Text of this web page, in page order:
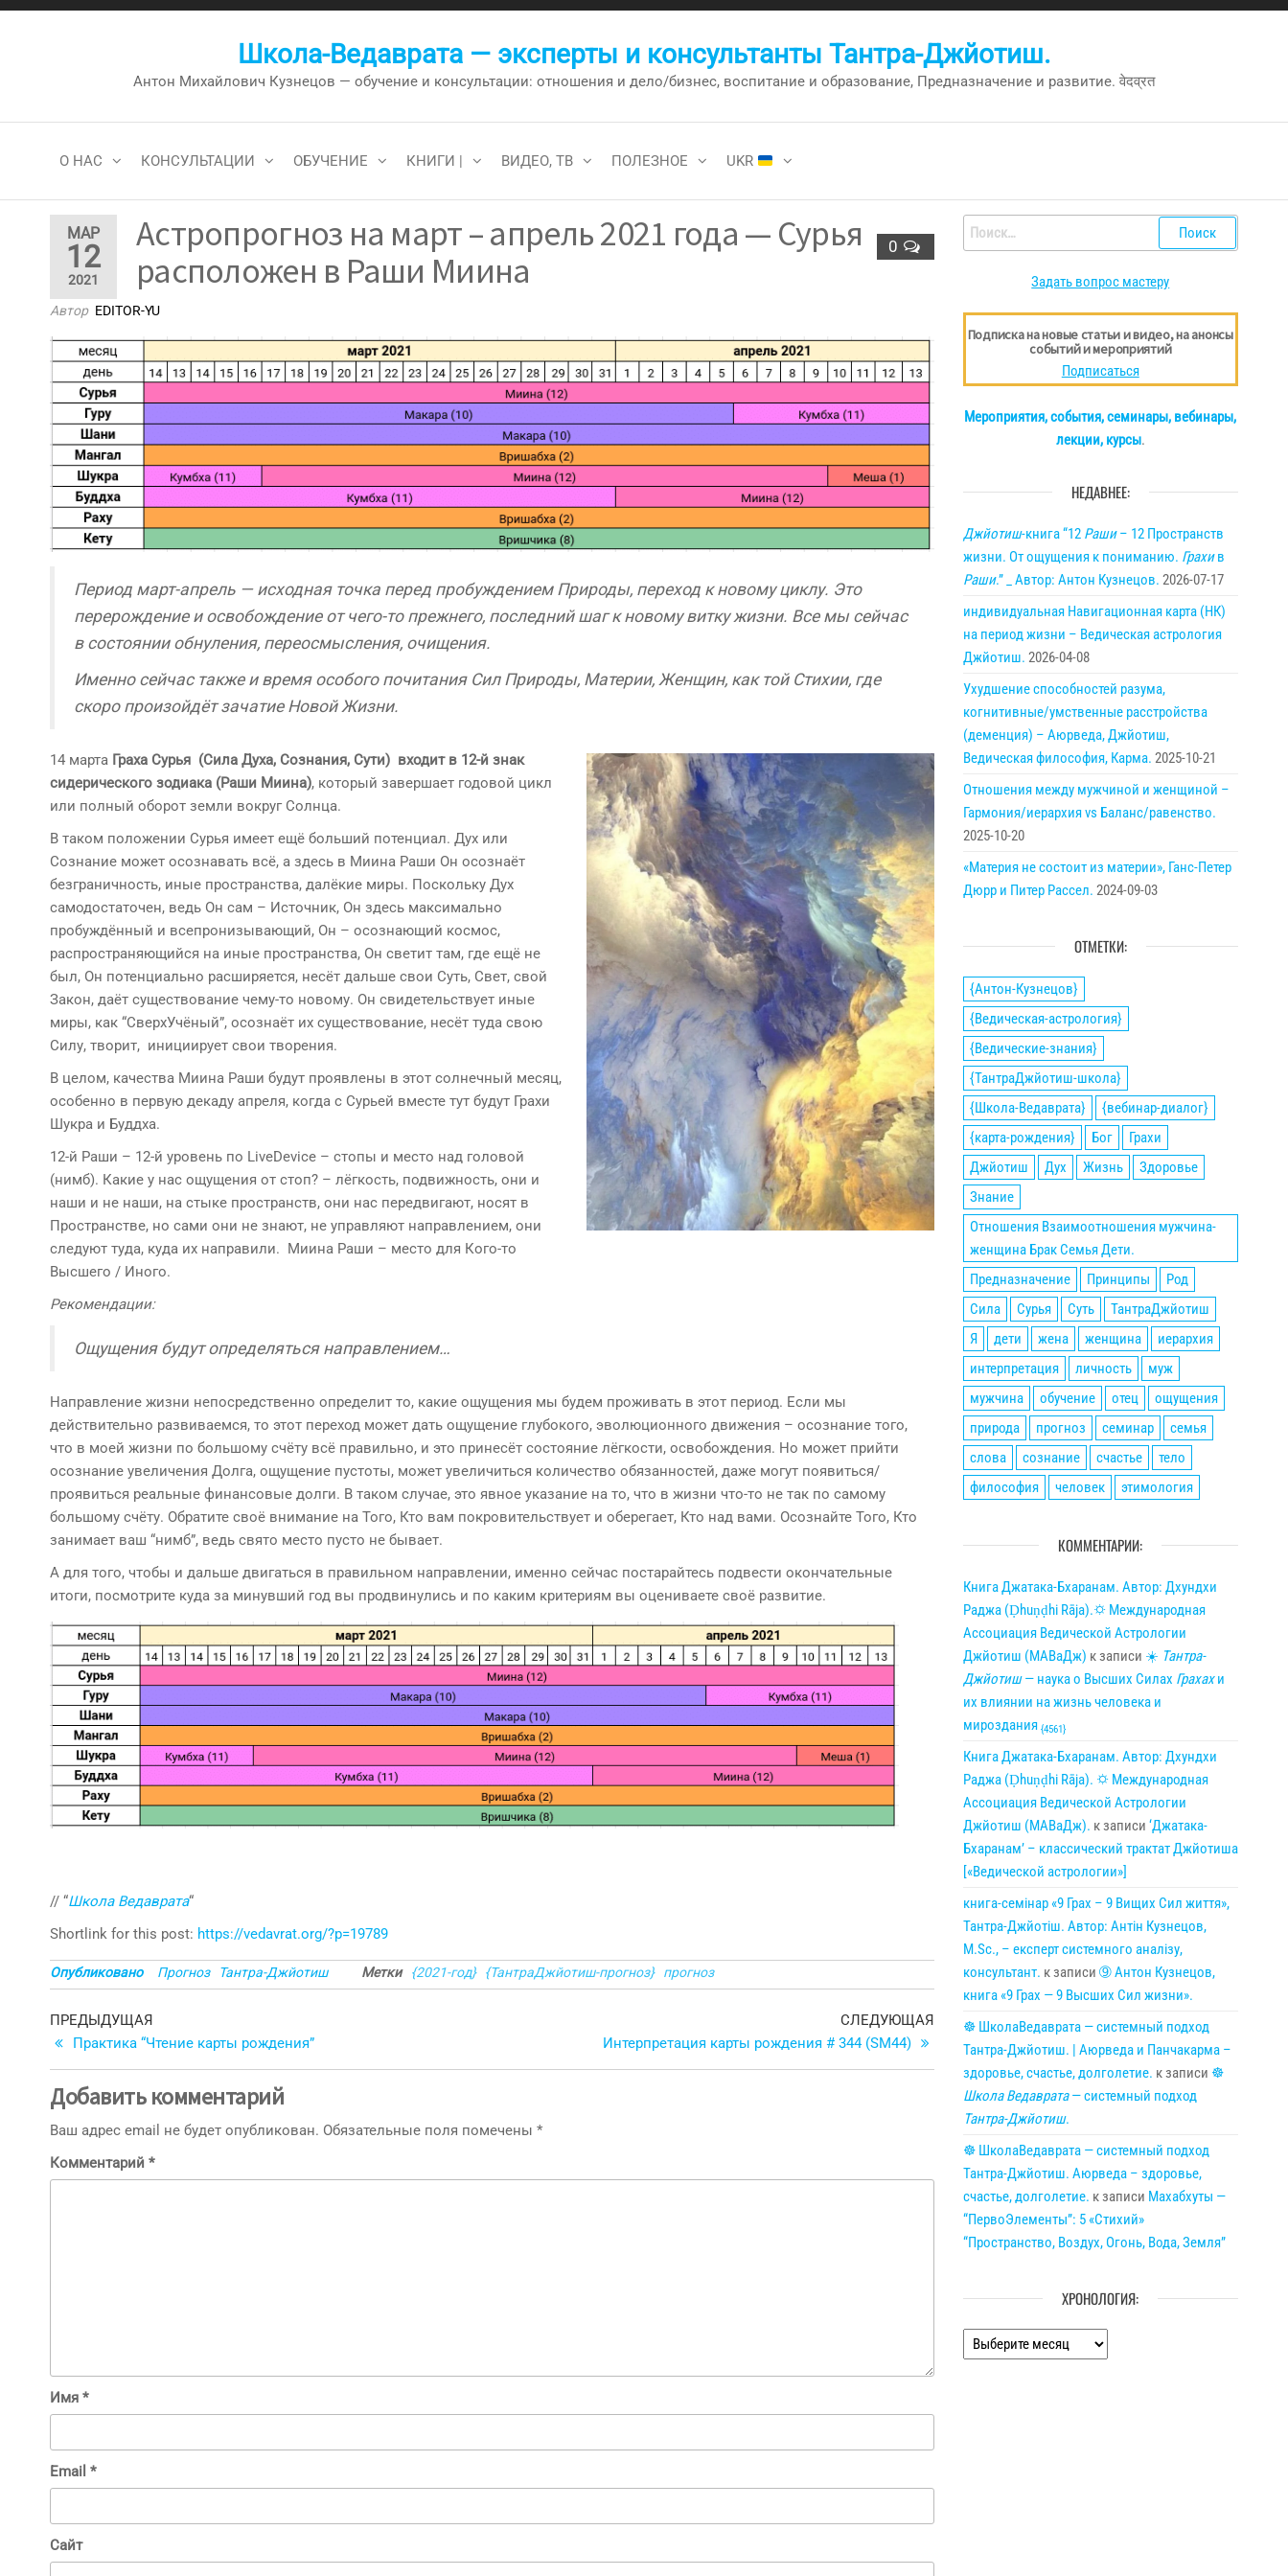
Перейти
Школа-Ведаврата — эксперты и консультанты Тантра-Джйотиш.
Антон Михайлович Кузнецов — обучение и консультации: отношения и дело/бизнес, воспитание и образование, Предназначение и развитие. वेदव्रत
О НАС КОНСУЛЬТАЦИИ ОБУЧЕНИЕ КНИГИ | ВИДЕО, ТВ ПОЛЕЗНОЕ UKR
МАР
12
2021
0
Астропрогноз на март – апрель 2021 года — Сурья
расположен в Раши Миина
Автор EDITOR-YU
Период март-апрель — исходная точка перед пробуждением Природы, переход к новому циклу. Это
перерождение и освобождение от чего-то прежнего, последний шаг к новому витку жизни. Все мы сейчас
в состоянии обнуления, переосмысления, очищения.
Именно сейчас также и время особого почитания Сил Природы, Материи, Женщин, как той Стихии, где
скоро произойдёт зачатие Новой Жизни.
14 марта Граха Сурья (Сила Духа, Сознания, Сути) входит в 12-й знак
сидерического зодиака (Раши Миина), который завершает годовой цикл
или полный оборот земли вокруг Солнца.
В таком положении Сурья имеет ещё больший потенциал. Дух или
Сознание может осознавать всё, а здесь в Миина Раши Он осознаёт
безграничность, иные пространства, далёкие миры. Поскольку Дух
самодостаточен, ведь Он сам – Источник, Он здесь максимально
пробуждённый и всепронизывающий, Он – осознающий космос,
распространяющийся на иные пространства, Он светит там, где ещё не
был, Он потенциально расширяется, несёт дальше свои Суть, Свет, свой
Закон, даёт существование чему-то новому. Он свидетельствует иные
миры, как “СверхУчёный”, осознаёт их существование, несёт туда свою
Силу, творит, инициирует свои творения.
В целом, качества Миина Раши будут проявлены в этот солнечный месяц,
особенно в первую декаду апреля, когда с Сурьей вместе тут будут Грахи
Шукра и Буддха.
12-й Раши – 12-й уровень по LiveDevice – стопы и место над головой
(нимб). Какие у нас ощущения от стоп? – лёгкость, подвижность, они и
наши и не наши, на стыке пространств, они нас передвигают, носят в
Пространстве, но сами они не знают, не управляют направлением, они
следуют туда, куда их направили. Миина Раши – место для Кого-то
Высшего / Иного.
Рекомендации:
Ощущения будут определяться направлением…
Направление жизни непосредственно определит то, какие ощущения мы будем проживать в этот период. Если мы
действительно развиваемся, то этот переход может дать ощущение глубокого, эволюционного движения – осознание того,
что в моей жизни по большому счёту всё правильно, и это принесёт состояние лёгкости, освобождения. Но может прийти
осознание увеличения Долга, ощущение пустоты, может увеличиться количество обязанностей, даже могут появиться/
проявиться реальные финансовые долги. В таком случае, это явное указание на то, что в жизни что-то не так по самому
большому счёту. Обратите своё внимание на Того, Кто вам покровительствует и оберегает, Кто над вами. Осознайте Того, Кто
занимает ваш “нимб”, ведь свято место пусто не бывает.
А для того, чтобы и дальше двигаться в правильном направлении, именно сейчас постарайтесь подвести окончательные
итоги, посмотрите куда за минувший год вы продвинулись и по каким критериям вы оцениваете своё развитие.
// “Школа Ведаврата“
Shortlink for this post: https://vedavrat.org/?p=19789
Опубликовано Прогноз Тантра-Джйотиш Метки {2021-год} {ТантраДжйотиш-прогноз} прогноз
Навигация
по
записям
Предыдущая
запись
ПРЕДЫДУЩАЯ
Практика “Чтение карты рождения”
Следующая
запись
СЛЕДУЮЩАЯ
Интерпретация карты рождения # 344 (SM44)
Добавить комментарий
Ваш адрес email не будет опубликован. Обязательные поля помечены *
Комментарий *
Имя *
Email *
Сайт
Найти:
Задать вопрос мастеру
Подписка на новые статьи и видео, на анонсы
событий и мероприятий
Подписаться
Мероприятия, события, семинары, вебинары,
лекции, курсы.
НЕДАВНЕЕ:
Джйотиш-книга “12 Раши– 12 Пространств
жизни. От ощущения к пониманию. Грахив
Раши.” _ Автор: Антон Кузнецов. 2026-07-17
индивидуальная Навигационная карта (НК)
на период жизни – Ведическая астрология
Джйотиш. 2026-04-08
Ухудшение способностей разума,
когнитивные/умственные расстройства
(деменция) – Аюрведа, Джйотиш,
Ведическая философия, Карма. 2025-10-21
Отношения между мужчиной и женщиной –
Гармония/иерархия vs Баланс/равенство.
2025-10-20
«Материя не состоит из материи», Ганс-Петер
Дюрр и Питер Рассел. 2024-09-03
ОТМЕТКИ:
{Антон-Кузнецов}
{Ведическая-астрология}
{Ведические-знания}
{ТантраДжйотиш-школа}
{Школа-Ведаврата}
{вебинар-диалог}
{карта-рождения}
Бог
Грахи
Джйотиш
Дух Жизнь
Здоровье
Знание
Отношения Взаимоотношения мужчина-
женщина Брак Семья Дети.
Предназначение
Принципы
Род
Сила
Сурья Суть
ТантраДжйотиш
Я
дети жена женщина
иерархия
интерпретация
личность
муж
мужчина
обучение отец
ощущения
природа
прогноз семинар
семья
слова
сознание счастье
тело
философия
человек этимология
КОММЕНТАРИИ:
Книга Джатака-Бхаранам. Автор: Дхундхи
Раджа (Ḍhuṇḍhi Rāja).🌣 Международная
Ассоциация Ведической Астрологии
Джйотиш (МАВаДж) к записи ☀ Тантра-
Джйотиш— наука о Высших Силах Грахахи
их влиянии на жизнь человека и
мироздания {4561}
Книга Джатака-Бхаранам. Автор: Дхундхи
Раджа (Ḍhuṇḍhi Rāja). 🌣 Международная
Ассоциация Ведической Астрологии
Джйотиш (МАВаДж). к записи ‘Джатака-
Бхаранам’ – классический трактат Джйотиша
[«Ведической астрологии»]
книга-семінар «9 Грах – 9 Вищих Сил життя»,
Тантра-Джйотіш. Автор: Антін Кузнецов,
M.Sc., – експерт системного аналізу,
консультант. к записи ➈ Антон Кузнецов,
книга «9 Грах — 9 Высших Сил жизни».
☸ ШколаВедаврата — системный подход
Тантра-Джйотиш. | Аюрведа и Панчакарма –
здоровье, счастье, долголетие. к записи ☸
Школа Ведаврата— системный подход
Тантра-Джйотиш.
☸ ШколаВедаврата — системный подход
Тантра-Джйотиш. Аюрведа – здоровье,
счастье, долголетие. к записи Махабхуты —
“ПервоЭлементы”: 5 «Стихий»
“Пространство, Воздух, Огонь, Вода, Земля”
ХРОНОЛОГИЯ:
Хронология: